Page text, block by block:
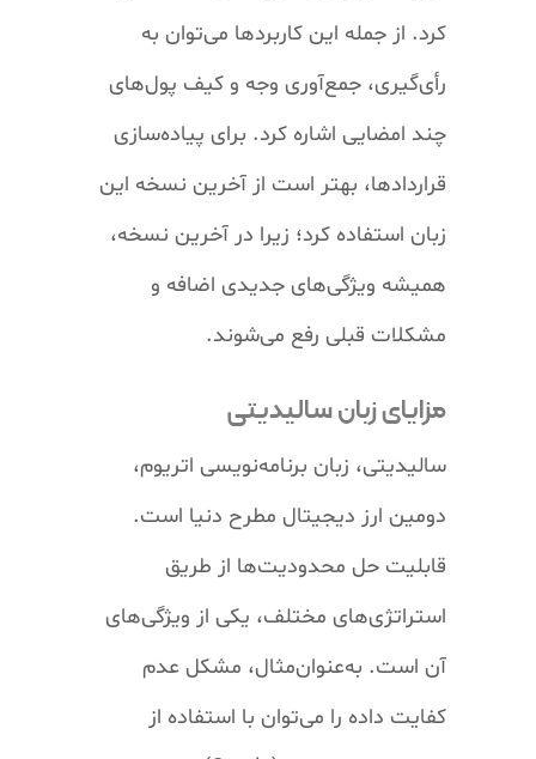
کرد. از جمله این کاربرد‌ها می‌توان به
رأی‌گیری، جمع‌آوری وجه و کیف پول‌های
چند امضایی اشاره کرد. برای پیاده‌سازی
قرارداد‌ها، بهتر است از آخرین نسخه این
زبان استفاده کرد؛ زیرا در آخرین نسخه،
همیشه ویژگی‌های جدیدی اضافه و
مشکلات قبلی رفع می‌شوند.
مزایای زبانسالیدیتی
سالیدیتی، زبان برنامه‌نویسی اتریوم،
دومین ارز دیجیتال مطرح دنیا است.
قابلیت حل محدودیت‌ها از طریق
استراتژی‌های مختلف، یکی از ویژگی‌های
آن است. به‌عنوان‌مثال، مشکل عدم
کفایت داده را می‌توان با استفاده از